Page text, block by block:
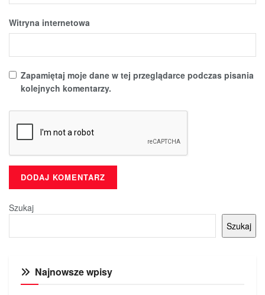
Witryna internetowa
Zapamiętaj moje dane w tej przeglądarce podczas pisania
kolejnych komentarzy.
Szukaj
Szukaj
Najnowsze wpisy